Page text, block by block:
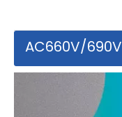
AC660V/690V